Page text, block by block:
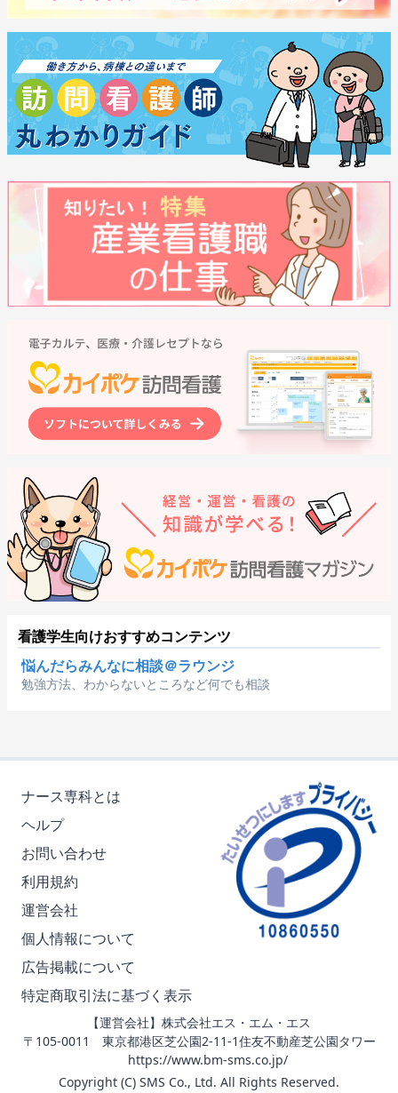
看護学生向けおすすめコンテンツ
悩んだらみんなに相談＠ラウンジ
勉強方法、わからないところなど何でも相談
ナース専科とは
ヘルプ
お問い合わせ
利用規約
運営会社
個人情報について
広告掲載について
特定商取引法に基づく表示
【運営会社】株式会社エス・エム・エス
〒105-0011 東京都港区芝公園2-11-1住友不動産芝公園タワー
https://www.bm-sms.co.jp/
Copyright (C) SMS Co., Ltd. All Rights Reserved.